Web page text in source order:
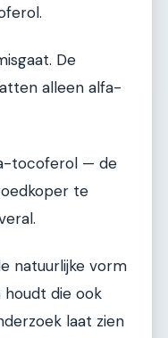
De
alleen alfa-
tocoferol — de
te
natuurlijke vorm
die ook
laat zien